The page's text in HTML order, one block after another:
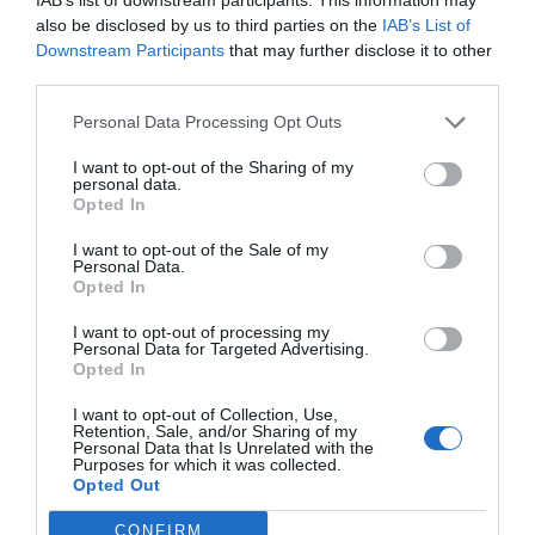
also be disclosed by us to third parties on the IAB’s List of
Downstream Participants that may further disclose it to other
Personal Data Processing Opt Outs
I want to opt-out of the Sharing of my
personal data.
Opted In
I want to opt-out of the Sale of my
Personal Data.
Opted In
I want to opt-out of processing my
Personal Data for Targeted Advertising.
Opted In
I want to opt-out of Collection, Use,
Retention, Sale, and/or Sharing of my
Personal Data that Is Unrelated with the
Purposes for which it was collected.
Opted Out
CONFIRM
mucho que hacer, porque en lugar de hacer
pridewashingy teñirlo todo de colorines durante
el mes de junio, pueden trabajar para que sus
puestos de trabajo sean seguros para
todes, para
educar a las personas que trabajan en sus
empresas y garantizar el cumplimiento de los
distribución, desde proveedores hasta
consumidores finales. El orgullo será una gran
carrera, de muchos kilómetros y que requerirá
mucha reflexión, tanto de nosotras mismas como
de los distintos espacios que conforman nuestra
sociedad. Pero un día, quizás, ser
normal. O quizás no, porque ya no hará falta que
lo sea.